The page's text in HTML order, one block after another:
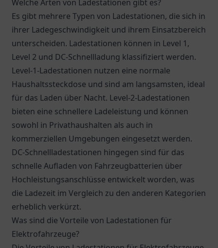
Welche Arten von Ladestationen gibt es?
Es gibt mehrere Typen von Ladestationen, die sich in
ihrer Ladegeschwindigkeit und ihrem Einsatzbereich
unterscheiden. Ladestationen können in Level 1,
Level 2 und DC-Schnellladung klassifiziert werden.
Level-1-Ladestationen nutzen eine normale
Haushaltssteckdose und sind am langsamsten, ideal
für das Laden über Nacht. Level-2-Ladestationen
bieten eine schnellere Ladeleistung und können
sowohl in Privathaushalten als auch in
kommerziellen Umgebungen eingesetzt werden.
DC-Schnellladestationen hingegen sind für das
schnelle Aufladen von Fahrzeugbatterien über
Hochleistungsanschlüsse entwickelt worden, was
die Ladezeit im Vergleich zu den anderen Kategorien
erheblich verkürzt.
Was sind die Vorteile von Ladestationen für
Elektrofahrzeuge?